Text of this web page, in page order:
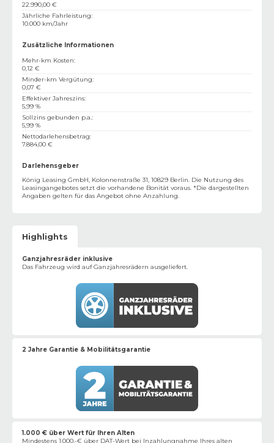
22.990,00 €
Jährliche Fahrleistung:
10.000 km/Jahr
Zusätzliche Informationen
Mehr-km Kosten:
0,12 €
Minder-km Vergütung:
0,07 €
Effektiver Jahreszins:
5,99 %
Sollzins gebunden p.a.:
5,99 %
Nettodarlehensbetrag:
7.884,00 €
Darlehensgeber
König Leasing GmbH, Kolonnenstraße 31, 10829 Berlin. Die Nutzung des
Leasingangebotes setzt die vorhandene Bonität voraus. *Die dargestellten
Angaben gelten für das Angebot ohne Anzahlung.
Highlights
Ganzjahresräder inklusive
Das Fahrzeug wird auf Ganzjahresrädern ausgeliefert.
2 Jahre Garantie & Mobilitätsgarantie
1.000 € über Wert für Ihren Alten
Mindestens 1.000,-€ über DAT-Wert bei Inzahlungnahme Ihres alten